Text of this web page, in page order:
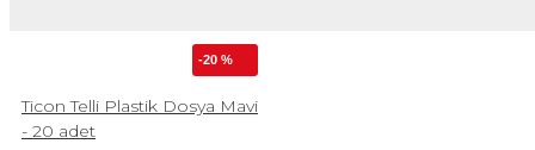
-20 %
Ticon Telli Plastik Dosya Mavi
- 20 adet